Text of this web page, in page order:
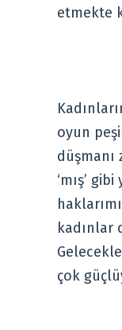
etmekte
oyun
düşmanı
‘mış’
kadınlar
çok